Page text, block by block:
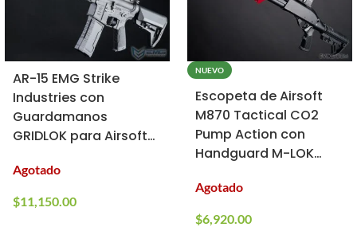
AR-15 EMG Strike
Industries con
Guardamanos
GRIDLOK para Airsoft
de 11″)
Agotado
$11,150.00
NUEVO
Escopeta de Airsoft
M870 Tactical CO2
Pump Action con
Handguard M-LOK
para Airsoft (Color:
Rojo)
Agotado
$6,920.00